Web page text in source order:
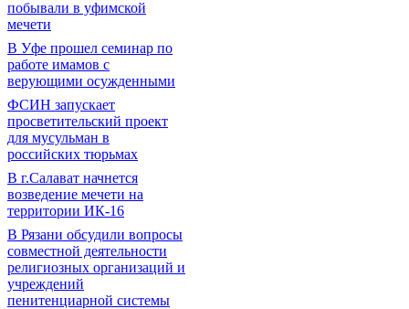
побывали в уфимской
мечети
В Уфе прошел семинар по
работе имамов с
верующими осужденными
ФСИН запускает
просветительский проект
для мусульман в
российских тюрьмах
В г.Салават начнется
возведение мечети на
территории ИК-16
В Рязани обсудили вопросы
совместной деятельности
религиозных организаций и
учреждений
пенитенциарной системы